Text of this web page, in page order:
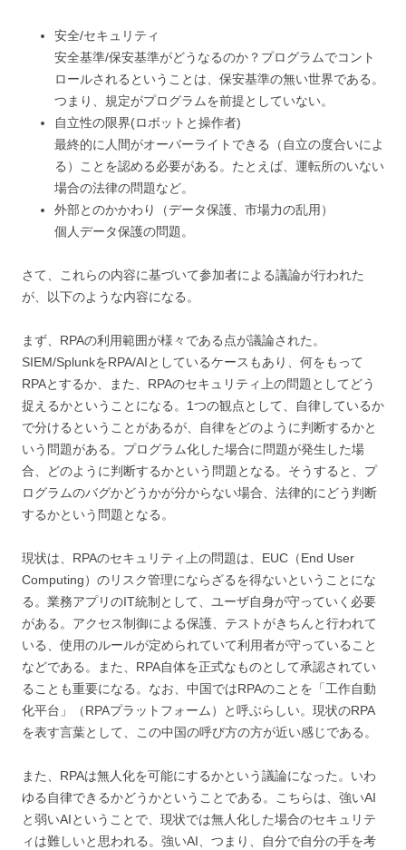
安全/セキュリティ
安全基準/保安基準がどうなるのか？プログラムでコント
ロールされるということは、保安基準の無い世界である。
つまり、規定がプログラムを前提としていない。
自立性の限界(ロボットと操作者)
最終的に人間がオーバーライトできる（自立の度合いによ
る）ことを認める必要がある。たとえば、運転所のいない
場合の法律の問題など。
外部とのかかわり（データ保護、市場力の乱用）
個人データ保護の問題。
さて、これらの内容に基づいて参加者による議論が行われた
が、以下のような内容になる。
まず、RPAの利用範囲が様々である点が議論された。
SIEM/SplunkをRPA/AIとしているケースもあり、何をもって
RPAとするか、また、RPAのセキュリティ上の問題としてどう
捉えるかということになる。1つの観点として、自律しているか
で分けるということがあるが、自律をどのように判断するかと
いう問題がある。プログラム化した場合に問題が発生した場
合、どのように判断するかという問題となる。そうすると、プ
ログラムのバグかどうかが分からない場合、法律的にどう判断
するかという問題となる。
現状は、RPAのセキュリティ上の問題は、EUC（End User
Computing）のリスク管理にならざるを得ないということにな
る。業務アプリのIT統制として、ユーザ自身が守っていく必要
がある。アクセス制御による保護、テストがきちんと行われて
いる、使用のルールが定められていて利用者が守っていること
などである。また、RPA自体を正式なものとして承認されてい
ることも重要になる。なお、中国ではRPAのことを「工作自動
化平台」（RPAプラットフォーム）と呼ぶらしい。現状のRPA
を表す言葉として、この中国の呼び方の方が近い感じである。
また、RPAは無人化を可能にするかという議論になった。いわ
ゆる自律できるかどうかということである。こちらは、強いAI
と弱いAIということで、現状では無人化した場合のセキュリテ
ィは難しいと思われる。強いAI、つまり、自分で自分の手を考